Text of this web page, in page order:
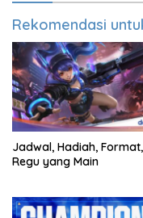
Rekomendasi
Jadwal, Hadiah,
Regu yang Main